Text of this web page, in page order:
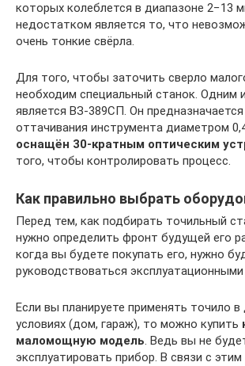
которых колеблется в диапазоне 2−13
недостатком является то, что
очень тонкие свёрла.
Для того, чтобы заточить сверло
необходим специальный станок. Одним
является ВЗ-389СП. Он
оттачивания инструмента диаметром
оснащён 30-кратным оптическим
того, чтобы контролировать процесс.
Как правильно выбрать
Перед тем, как подбирать точильный
нужно определить фронт будущей его
когда вы будете покупать его, нужно
руководствоваться
Если вы планируете применять точило
условиях (дом, гараж), то можно купить
маломощную модель. Ведь вы не
эксплуатировать прибор. В связи с этим